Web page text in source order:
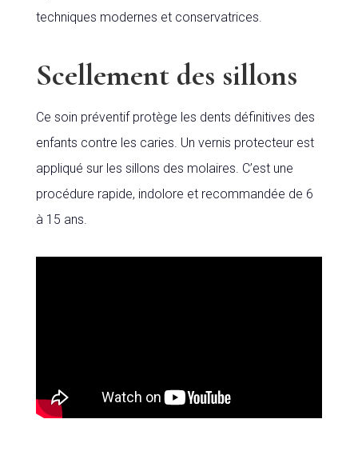
techniques modernes et conservatrices.
Scellement des sillons
Ce soin préventif protège les dents définitives des
enfants contre les caries. Un vernis protecteur est
appliqué sur les sillons des molaires. C’est une
procédure rapide, indolore et recommandée de 6
à 15 ans.